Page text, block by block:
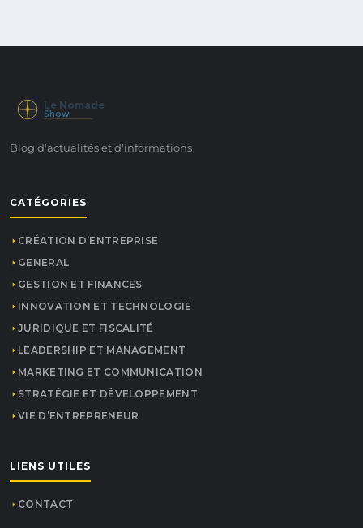
Le Nomade
Show
Blog d'actualités et d'informations
CATÉGORIES
CRÉATION D’ENTREPRISE
GENERAL
GESTION ET FINANCES
INNOVATION ET TECHNOLOGIE
JURIDIQUE ET FISCALITÉ
LEADERSHIP ET MANAGEMENT
MARKETING ET COMMUNICATION
STRATÉGIE ET DÉVELOPPEMENT
VIE D’ENTREPRENEUR
LIENS UTILES
CONTACT